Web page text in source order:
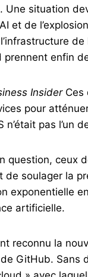
Une situation
et de
prennent enfin
InsiderCes
pour
n’était pas l’un
question, ceux
de soulager la
exponentielle
artificielle.
reconnu la
GitHub. Sans